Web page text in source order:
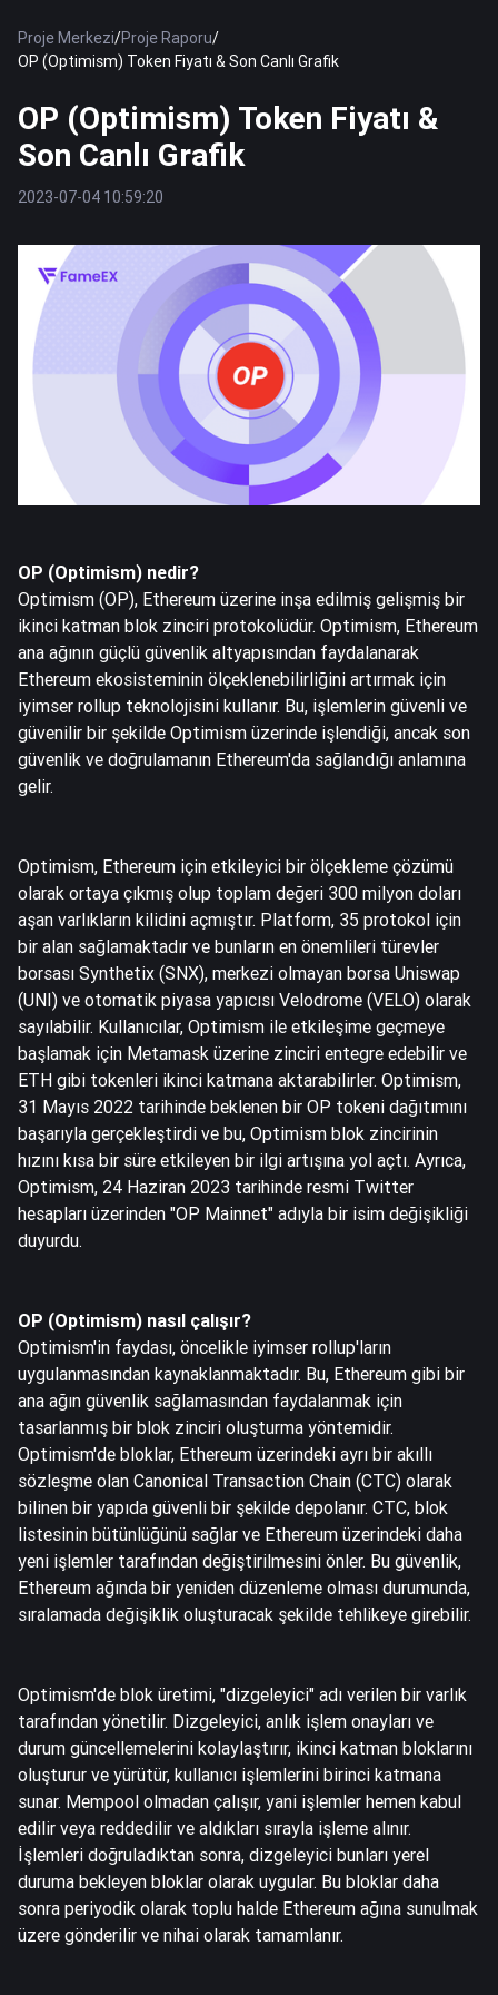
Proje Merkezi/Proje Raporu/
OP (Optimism) Token Fiyatı & Son Canlı Grafik
OP (Optimism) Token Fiyatı &
Son Canlı Grafik
2023-07-04 10:59:20
OP (Optimism) nedir?
Optimism (OP), Ethereum üzerine inşa edilmiş gelişmiş bir
ikinci katman blok zinciri protokolüdür. Optimism, Ethereum
ana ağının güçlü güvenlik altyapısından faydalanarak
Ethereum ekosisteminin ölçeklenebilirliğini artırmak için
iyimser rollup teknolojisini kullanır. Bu, işlemlerin güvenli ve
güvenilir bir şekilde Optimism üzerinde işlendiği, ancak son
güvenlik ve doğrulamanın Ethereum'da sağlandığı anlamına
gelir.
Optimism, Ethereum için etkileyici bir ölçekleme çözümü
olarak ortaya çıkmış olup toplam değeri 300 milyon doları
aşan varlıkların kilidini açmıştır. Platform, 35 protokol için
bir alan sağlamaktadır ve bunların en önemlileri türevler
borsası Synthetix (SNX), merkezi olmayan borsa Uniswap
(UNI) ve otomatik piyasa yapıcısı Velodrome (VELO) olarak
sayılabilir. Kullanıcılar, Optimism ile etkileşime geçmeye
başlamak için Metamask üzerine zinciri entegre edebilir ve
ETH gibi tokenleri ikinci katmana aktarabilirler. Optimism,
31 Mayıs 2022 tarihinde beklenen bir OP tokeni dağıtımını
başarıyla gerçekleştirdi ve bu, Optimism blok zincirinin
hızını kısa bir süre etkileyen bir ilgi artışına yol açtı. Ayrıca,
Optimism, 24 Haziran 2023 tarihinde resmi Twitter
hesapları üzerinden "OP Mainnet" adıyla bir isim değişikliği
duyurdu.
OP (Optimism) nasıl çalışır?
Optimism'in faydası, öncelikle iyimser rollup'ların
uygulanmasından kaynaklanmaktadır. Bu, Ethereum gibi bir
ana ağın güvenlik sağlamasından faydalanmak için
tasarlanmış bir blok zinciri oluşturma yöntemidir.
Optimism'de bloklar, Ethereum üzerindeki ayrı bir akıllı
sözleşme olan Canonical Transaction Chain (CTC) olarak
bilinen bir yapıda güvenli bir şekilde depolanır. CTC, blok
listesinin bütünlüğünü sağlar ve Ethereum üzerindeki daha
yeni işlemler tarafından değiştirilmesini önler. Bu güvenlik,
Ethereum ağında bir yeniden düzenleme olması durumunda,
sıralamada değişiklik oluşturacak şekilde tehlikeye girebilir.
Optimism'de blok üretimi, "dizgeleyici" adı verilen bir varlık
tarafından yönetilir. Dizgeleyici, anlık işlem onayları ve
durum güncellemelerini kolaylaştırır, ikinci katman bloklarını
oluşturur ve yürütür, kullanıcı işlemlerini birinci katmana
sunar. Mempool olmadan çalışır, yani işlemler hemen kabul
edilir veya reddedilir ve aldıkları sırayla işleme alınır.
İşlemleri doğruladıktan sonra, dizgeleyici bunları yerel
duruma bekleyen bloklar olarak uygular. Bu bloklar daha
sonra periyodik olarak toplu halde Ethereum ağına sunulmak
üzere gönderilir ve nihai olarak tamamlanır.